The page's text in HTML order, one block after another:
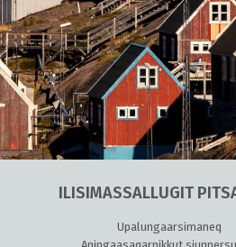
ILISIMASSALLUGIT
Upalungaarsimaneq